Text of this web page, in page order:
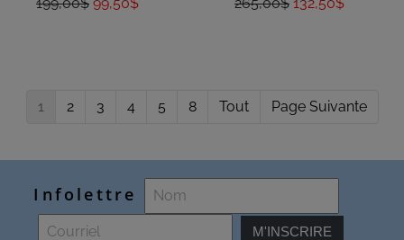
1 2 3 4 5 8 Tout Page Suivante
Infolettre
M'INSCRIRE